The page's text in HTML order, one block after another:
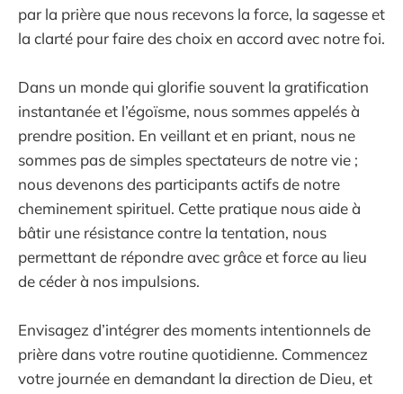
par la prière que nous recevons la force, la sagesse et
la clarté pour faire des choix en accord avec notre foi.
Dans un monde qui glorifie souvent la gratification
instantanée et l’égoïsme, nous sommes appelés à
prendre position. En veillant et en priant, nous ne
sommes pas de simples spectateurs de notre vie ;
nous devenons des participants actifs de notre
cheminement spirituel. Cette pratique nous aide à
bâtir une résistance contre la tentation, nous
permettant de répondre avec grâce et force au lieu
de céder à nos impulsions.
Envisagez d’intégrer des moments intentionnels de
prière dans votre routine quotidienne. Commencez
votre journée en demandant la direction de Dieu, et